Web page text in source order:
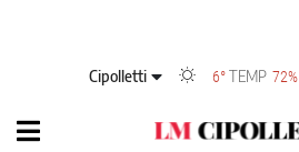
Cipolletti 6°TEMP 72%